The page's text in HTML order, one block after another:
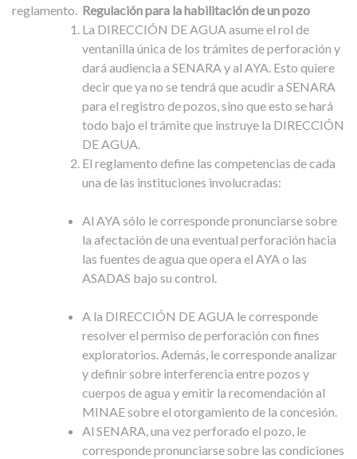
reglamento. Regulación para la habilitación de un pozo
La DIRECCIÓN DE AGUA asume el rol de
ventanilla única de los trámites de perforación y
dará audiencia a SENARA y al AYA. Esto quiere
decir que ya no se tendrá que acudir a SENARA
para el registro de pozos, sino que esto se hará
todo bajo el trámite que instruye la DIRECCIÓN
DE AGUA.
El reglamento define las competencias de cada
una de las instituciones involucradas:
Al AYA sólo le corresponde pronunciarse sobre
la afectación de una eventual perforación hacia
las fuentes de agua que opera el AYA o las
ASADAS bajo su control.
A la DIRECCIÓN DE AGUA le corresponde
resolver el permiso de perforación con fines
exploratorios. Además, le corresponde analizar
y definir sobre interferencia entre pozos y
cuerpos de agua y emitir la recomendación al
MINAE sobre el otorgamiento de la concesión.
Al SENARA, una vez perforado el pozo, le
corresponde pronunciarse sobre las condiciones